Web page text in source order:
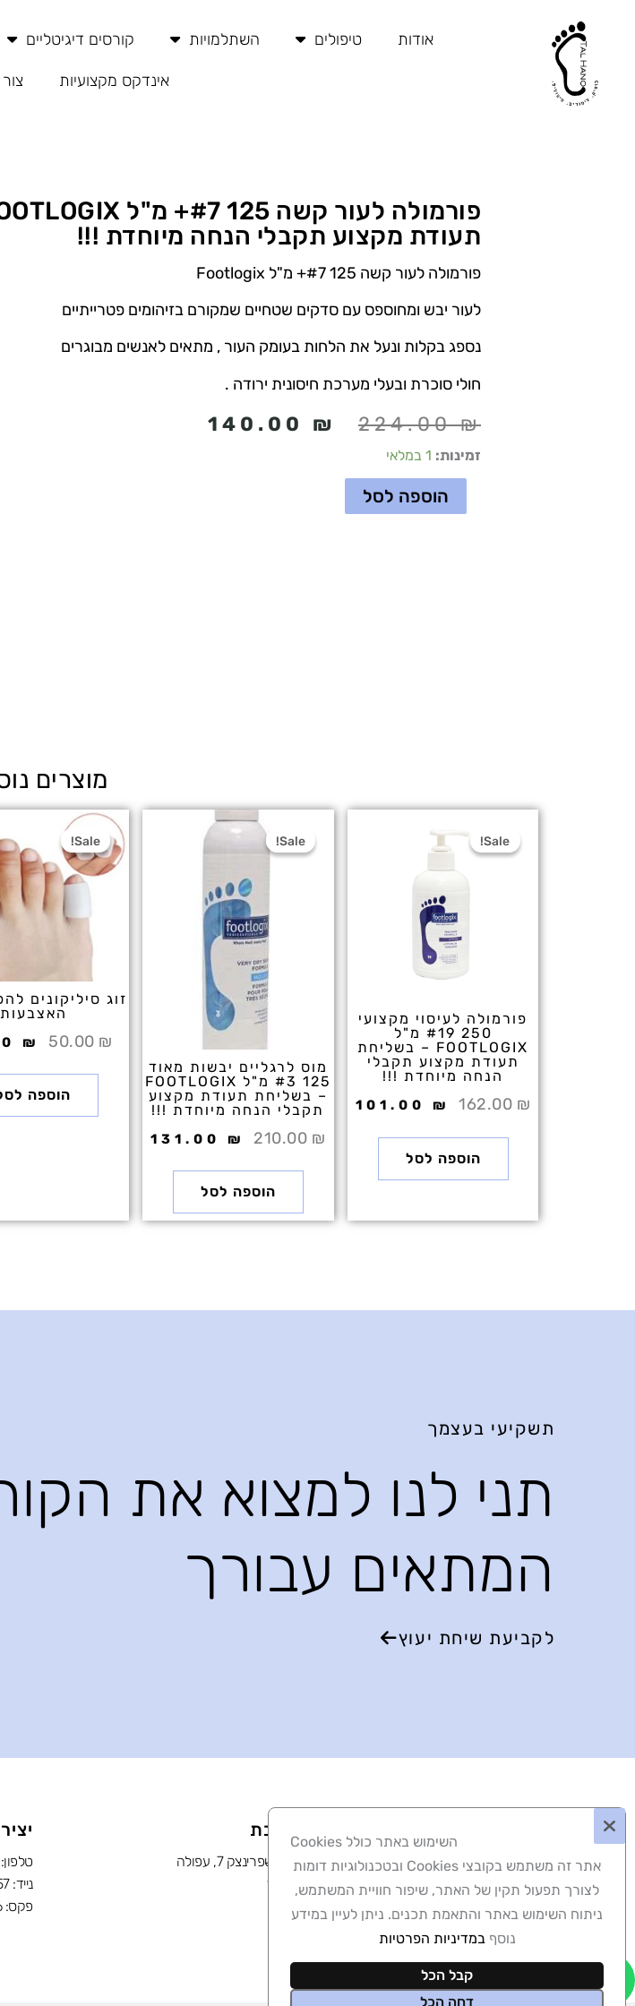
אודות טיפולים השתלמויות קורסים דיגיטליים
אינדקס מקצועיות
תעודת מקצוע תקבלי הנחה מיוחדת !!!
פורמולה לעור קשה 125 #7+ מ"ל Footlogix
לעור יבש ומחוספס עם סדקים שטחיים שמקורם בזיהומים פטרייתיים
נספג בקלות ונעל את הלחות בעומק העור , מתאים לאנשים מבוגרים
חולי סוכרת ובעלי מערכת חיסונית ירודה .
224.00₪
המחיר
140.00 ₪
המחיר
זמינות: 1 במלאי
כמות
של
פורמולה
!!!
הוספה לסל
מוצרים
Sale!
Sale!
פורמולה לעיסוי מקצועי
250 #19 מ"ל
FOOTLOGIX – בשליחת
תעודת מקצוע תקבלי
הנחה מיוחדת !!!
162.00 ₪
המקורי
162.00 ₪.
101.00 ₪
הנוכחי
הוספה לסל
Sale!
Sale!
מוס לרגליים יבשות מאוד
125 #3 מ"ל FOOTLOGIX
– בשליחת תעודת מקצוע
תקבלי הנחה מיוחדת !!!
210.00 ₪
המחיר
המקורי
210.00 ₪.
131.00 ₪
המחיר
הנוכחי
הוא:
131.00 ₪.
הוספה לסל
Sale!
Sale!
זוג סיליקונים
האצבעות
50.00 ₪
היה:
₪.
₪
הוספה
תשקיעי בעצמך
תני לנו למצוא את
המתאים עבורך
לקביעת שיחת יעוץ
כתובת
רחוב שפרינצק 7, עפולה
קומה 1
השימוש באתר כולל Cookies
אתר זה משתמש בקובצי Cookies ובטכנולוגיות דומות
לצורך תפעול תקין של האתר, שיפור חוויית המשתמש,
ניתוח השימוש באתר והתאמת תכנים. ניתן לעיין במידע
נוסףבמדיניות הפרטיות
קבל הכל
דחה הכל
נייד:
פקס: 077-6462676